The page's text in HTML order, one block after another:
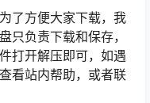
了方便大家下载，我
只负责下载和保存，
打开解压即可，如遇
看站内帮助，或者联